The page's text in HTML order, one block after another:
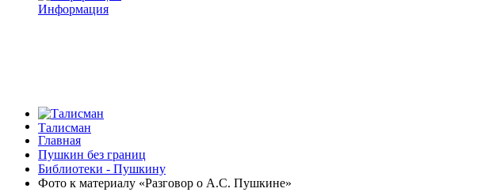
Информация
Талисман
Главная
Пушкин без границ
Библиотеки - Пушкину
Фото к материалу «Разговор о А.С. Пушкине»